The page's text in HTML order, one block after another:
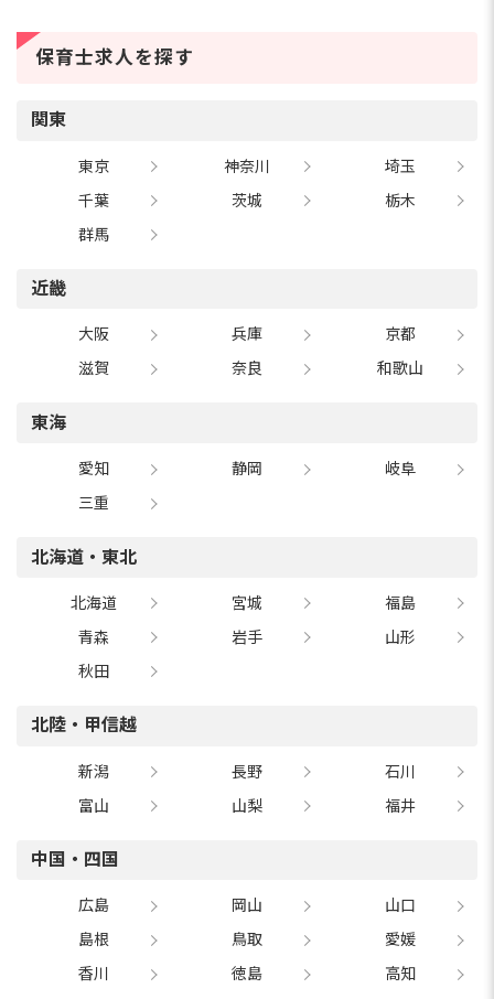
り方を1つずつ紹介しま...
保育士の年度途中退職は「無責任」
な」と自分を追い詰めていませんか？保育士の年
度途中退職は、法律で守られた正当な権利です。
今回は、辞めても...
保育士求人を探す
関東
東京 神奈川
埼玉
千葉
茨城
栃木
群馬
近畿
大阪 兵庫
京都
滋賀
奈良 和歌山
東海
愛知 静岡
岐阜
三重
北海道・東北
北海道 宮城
福島
青森
岩手
山形
秋田
北陸・甲信越
新潟 長野
石川
富山
山梨 福井
中国・四国
広島 岡山
山口
島根
鳥取
愛媛
香川
徳島 高知